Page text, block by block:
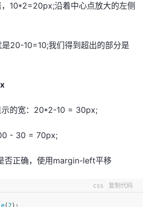
10*2=20px;沿着中心点放大的左侧
20-10=10;我们得到超出的部分是
示的宽：20*2-10 = 30px;
- 30 = 70px;
否正确，使用margin-left平移
css 复制代码